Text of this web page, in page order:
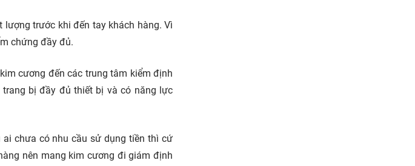
trước khi đến tay khách hàng. Vì
chứng đầy đủ.
cương đến các trung tâm kiểm định
bị đầy đủ thiết bị và có năng lực
chưa có nhu cầu sử dụng tiền thì cứ
nên mang kim cương đi giám định